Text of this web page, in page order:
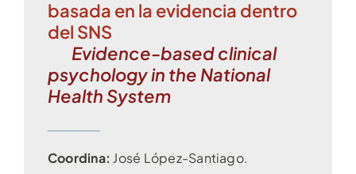
basada en la evidencia dentro
del SNS
Evidence-based clinical
psychology in the National
Health System
Coordina: José López-Santiago.